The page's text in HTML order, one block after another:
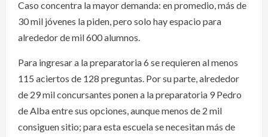
Caso concentra la mayor demanda: en promedio, más de
30 mil jóvenes la piden, pero solo hay espacio para
alrededor de mil 600 alumnos.
Para ingresar a la preparatoria 6 se requieren al menos
115 aciertos de 128 preguntas. Por su parte, alrededor
de 29 mil concursantes ponen a la preparatoria 9 Pedro
de Alba entre sus opciones, aunque menos de 2 mil
consiguen sitio; para esta escuela se necesitan más de